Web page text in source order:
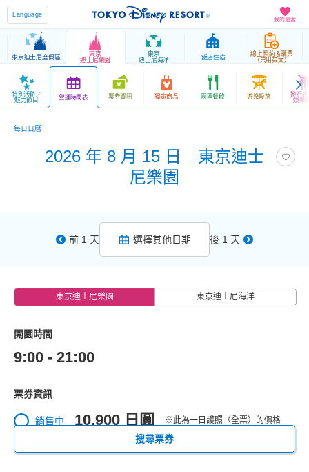
我的最愛
Language
東京迪士尼度假區
東京
迪士尼樂園
東京
迪士尼海洋
飯店住宿
線上預約＆購票
（只用英文）
特別活動／
魅力節目 營運時間表 票券資訊 獨家商品 園區餐飲 遊樂設施 遊行表
娛樂
每日日曆
2026 年 8 月 15 日 東京迪士
尼樂園
前 1 天 選擇其他日期 後 1 天
東京迪士尼樂園 東京迪士尼海洋
開園時間
9:00 - 21:00
票券資訊
銷售中 10,900 日圓 ※此為一日護照（全票）的價格
搜尋票券